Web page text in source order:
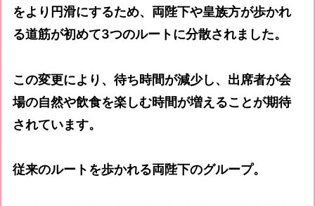
をより円滑にするため、両陛下や皇族方が歩かれ
る道筋が初めて3つのルートに分散されました。
この変更により、待ち時間が減少し、出席者が会
場の自然や飲食を楽しむ時間が増えることが期待
されています。
従来のルートを歩かれる両陛下のグループ。